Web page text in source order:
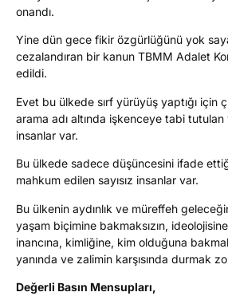
onandı.
Yine dün gece fikir özgürlüğünü yok
cezalandıran bir kanun TBMM Adalet
edildi.
Evet bu ülkede sırf yürüyüş yaptığı için
arama adı altında işkenceye tabi tutulan
insanlar var.
Bu ülkede sadece düşüncesini ifade
mahkum edilen sayısız insanlar var.
Bu ülkenin aydınlık ve müreffeh
yaşam biçimine bakmaksızın,
inancına, kimliğine, kim olduğuna
yanında ve zalimin karşısında durmak
Değerli Basın Mensupları,